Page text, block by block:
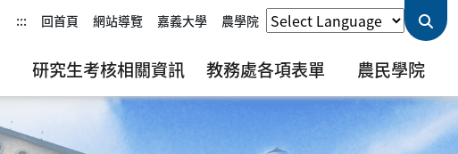
::: 回首頁 網站導覽 嘉義大學 農學院
研究生考核相關資訊 教務處各項表單 農民學院